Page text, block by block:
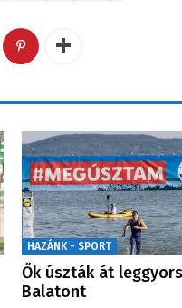
HAZÁNK - SPORT
Ők úszták át
Balatont